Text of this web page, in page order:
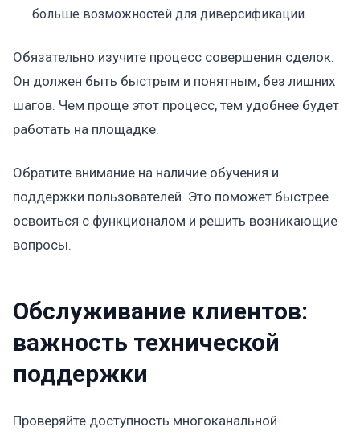
больше возможностей для диверсификации.
Обязательно изучите процесс совершения сделок.
Он должен быть быстрым и понятным, без лишних
шагов. Чем проще этот процесс, тем удобнее будет
работать на площадке.
Обратите внимание на наличие обучения и
поддержки пользователей. Это поможет быстрее
освоиться с функционалом и решить возникающие
вопросы.
Обслуживание клиентов:
важность технической
поддержки
Проверяйте доступность многоканальной